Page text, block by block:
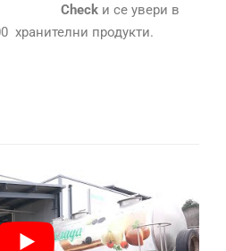
Checkи се увери в
хранителни продукти.